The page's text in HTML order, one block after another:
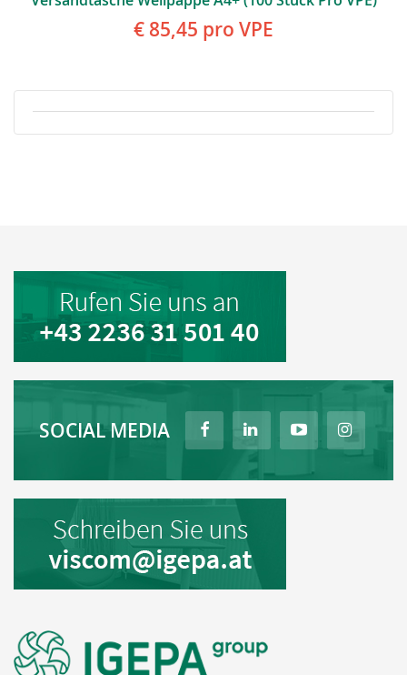
€ 85,45 pro VPE
SOCIAL MEDIA